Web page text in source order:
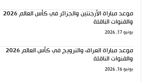
موعد مباراة الأرجنتين والجزائر في كأس العالم 2026
والقنوات الناقلة
يونيو 17, 2026
موعد مباراة العراق والنرويج في كأس العالم 2026
والقنوات الناقلة
يونيو 16, 2026